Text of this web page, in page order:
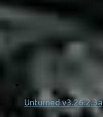
Unturned v3.26.2.3a